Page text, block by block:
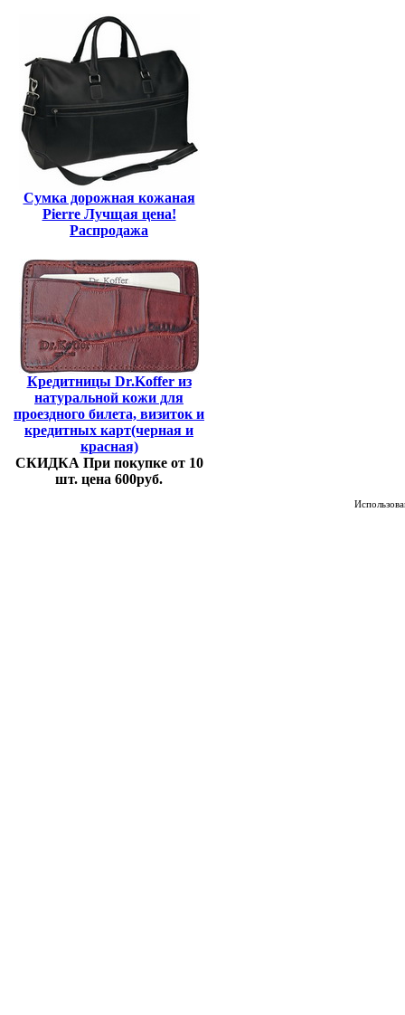
Сумка дорожная кожаная
Pierre Лучщая цена!
Распродажа
Кредитницы Dr.Koffer из
натуральной кожи для
проездного билета, визиток и
кредитных карт(черная и
красная)
СКИДКА При покупке от 10
шт. цена 600руб.